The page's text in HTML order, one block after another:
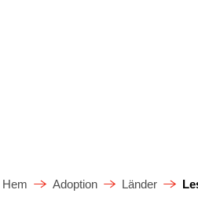
Hem Adoption Länder